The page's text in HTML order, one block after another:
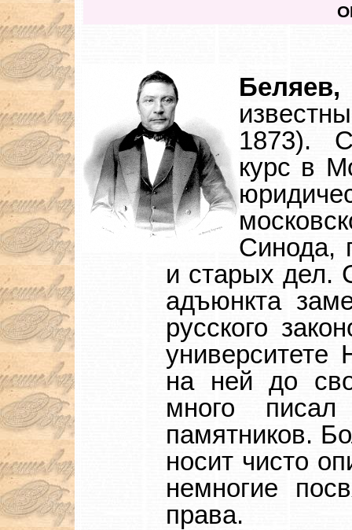
1873).
курс в
Синода,
и старых дел.
адъюнкта
русского
на ней до
много
памятников.
носит чисто
немногие
права.